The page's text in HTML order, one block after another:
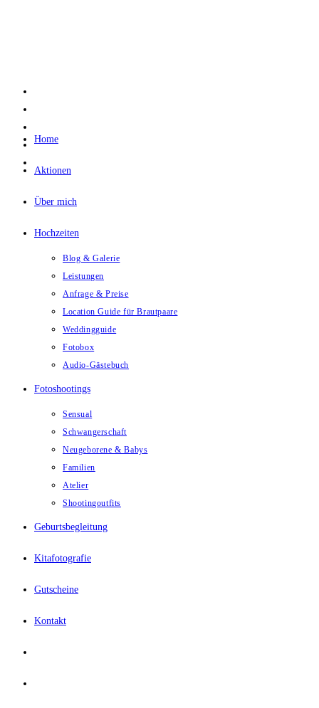
Home
Aktionen
Über mich
Hochzeiten
Blog & Galerie
Leistungen
Anfrage & Preise
Location Guide für Brautpaare
Weddingguide
Fotobox
Audio-Gästebuch
Fotoshootings
Sensual
Schwangerschaft
Neugeborene & Babys
Familien
Atelier
Shootingoutfits
Geburtsbegleitung
Kitafotografie
Gutscheine
Kontakt